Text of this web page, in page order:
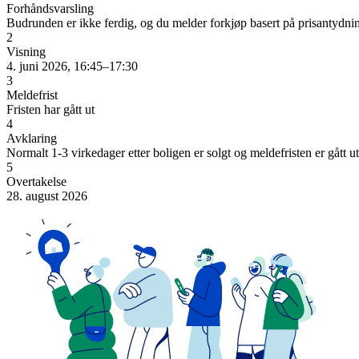
Forhåndsvarsling
Budrunden er ikke ferdig, og du melder forkjøp basert på
2
Visning
4. juni 2026, 16:45–17:30
3
Meldefrist
Fristen har gått ut
4
Avklaring
Normalt 1-3 virkedager etter boligen er solgt og meldefristen er gått ut
5
Overtakelse
28. august 2026